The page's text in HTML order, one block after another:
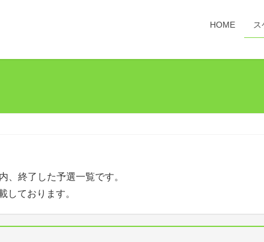
HOME
、終了した予選一覧です。
しております。